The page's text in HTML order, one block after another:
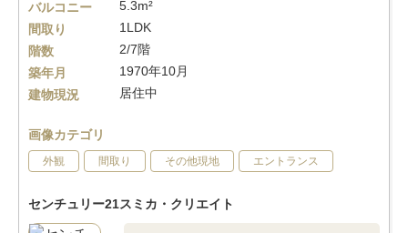
バルコニー
5.3m²
間取り
1LDK
階数
2/7階
築年月
1970年10月
建物現況
居住中
画像カテゴリ
外観 間取り その他現地 エントランス
センチュリー21スミカ・クリエイト